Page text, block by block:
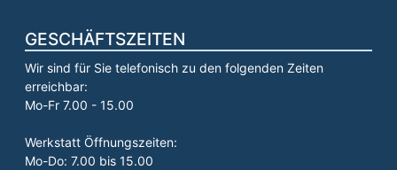
GESCHÄFTSZEITEN
Wir sind für Sie telefonisch zu den folgenden Zeiten
erreichbar:
Mo-Fr 7.00 - 15.00
Werkstatt Öffnungszeiten:
Mo-Do: 7.00 bis 15.00